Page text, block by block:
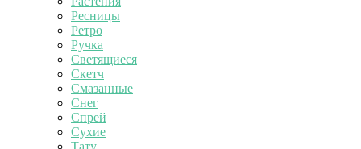
Ресницы
Ретро
Ручка
Светящиеся
Скетч
Смазанные
Снег
Спрей
Сухие
Тату